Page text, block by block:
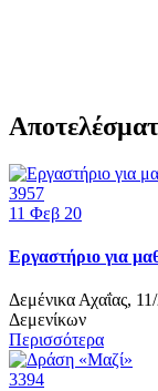
3957
11 Φεβ 20
Εργαστήριο για
Δεμένικα Αχαΐας,
Δεμενίκων
Περισσότερα
3394